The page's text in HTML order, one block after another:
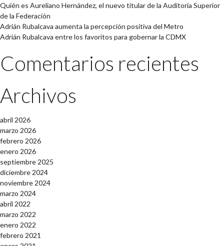
Quién es Aureliano Hernández, el nuevo titular de la Auditoría Superior
de la Federación
Adrián Rubalcava aumenta la percepción positiva del Metro
Adrián Rubalcava entre los favoritos para gobernar la CDMX
Comentarios recientes
Archivos
abril 2026
marzo 2026
febrero 2026
enero 2026
septiembre 2025
diciembre 2024
noviembre 2024
marzo 2024
abril 2022
marzo 2022
enero 2022
febrero 2021